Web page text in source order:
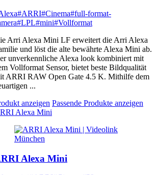
#ARRI#Cinema#full-format-
#LPL#mini#Vollformat
Arri Alexa Mini LF erweitert die Arri Alexa
und löst die alte bewährte Alexa Mini ab.
unverkennliche Alexa look kombiniert mit
Vollformat Sensor, bietet beste Bildqualität
ARRI RAW Open Gate 4.5 K. Mithilfe dem
...
anzeigen Passende Produkte anzeigen
Alexa Mini
Alexa Mini